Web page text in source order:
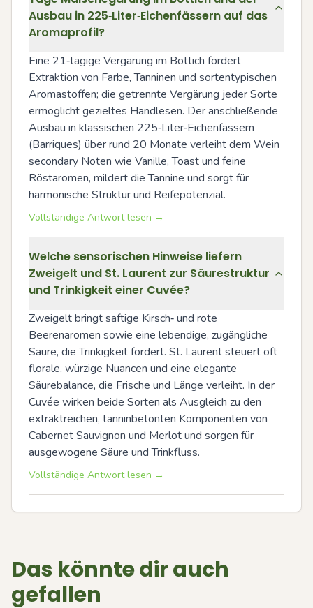
Ausbau in 225‑Liter‑Eichenfässern auf das
Aromaprofil?
Eine 21‑tägige Vergärung im Bottich fördert
Extraktion von Farbe, Tanninen und sortentypischen
Aromastoffen; die getrennte Vergärung jeder Sorte
ermöglicht gezieltes Handlesen. Der anschließende
Ausbau in klassischen 225‑Liter‑Eichenfässern
(Barriques) über rund 20 Monate verleiht dem Wein
secondary Noten wie Vanille, Toast und feine
Röstaromen, mildert die Tannine und sorgt für
harmonische Struktur und Reifepotenzial.
Vollständige Antwort lesen →
Welche sensorischen Hinweise liefern
Zweigelt und St. Laurent zur Säurestruktur
und Trinkigkeit einer Cuvée?
Zweigelt bringt saftige Kirsch‑ und rote
Beerenaromen sowie eine lebendige, zugängliche
Säure, die Trinkigkeit fördert. St. Laurent steuert oft
florale, würzige Nuancen und eine elegante
Säurebalance, die Frische und Länge verleiht. In der
Cuvée wirken beide Sorten als Ausgleich zu den
extraktreichen, tanninbetonten Komponenten von
Cabernet Sauvignon und Merlot und sorgen für
ausgewogene Säure und Trinkfluss.
Vollständige Antwort lesen →
Das könnte dir auch
gefallen